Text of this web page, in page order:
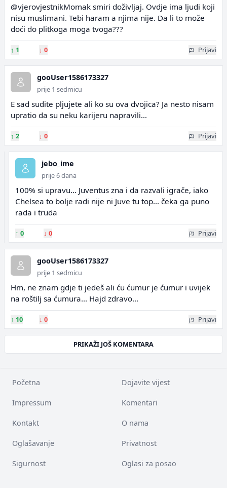
@vjerovjestnikMomak smiri doživljaj. Ovdje ima ljudi koji
nisu muslimani. Tebi haram a njima nije. Da li to može
doći do plitkoga moga tvoga???
↑ 1 ↓ 0 Prijavi
gooUser1586173327
prije 1 sedmicu
E sad sudite pljujete ali ko su ova dvojica? Ja nesto nisam
upratio da su neku karijeru napravili...
↑ 2 ↓ 0 Prijavi
jebo_ime
prije 6 dana
100% si upravu... Juventus zna i da razvali igrače, iako
Chelsea to bolje radi nije ni Juve tu top... čeka ga puno
rada i truda
↑ 0 ↓ 0 Prijavi
gooUser1586173327
prije 1 sedmicu
Hm, ne znam gdje ti jedeš ali ću ćumur je ćumur i uvijek
na roštilj sa ćumura... Hajd zdravo...
↑ 10 ↓ 0 Prijavi
PRIKAŽI JOŠ KOMENTARA
Početna Dojavite vijest
Impressum Komentari
Kontakt O nama
Oglašavanje Privatnost
Sigurnost Oglasi za posao